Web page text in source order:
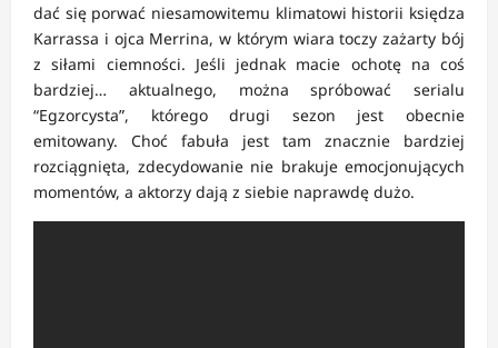
dać się porwać niesamowitemu klimatowi historii księdza
Karrassa i ojca Merrina, w którym wiara toczy zażarty bój
z siłami ciemności. Jeśli jednak macie ochotę na coś
bardziej… aktualnego, można spróbować serialu
“Egzorcysta”, którego drugi sezon jest obecnie
emitowany. Choć fabuła jest tam znacznie bardziej
rozciągnięta, zdecydowanie nie brakuje emocjonujących
momentów, a aktorzy dają z siebie naprawdę dużo.